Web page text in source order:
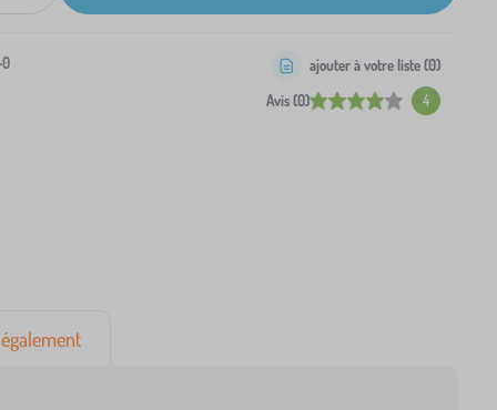
Avis (0) 4
ajouter à votre liste (0)